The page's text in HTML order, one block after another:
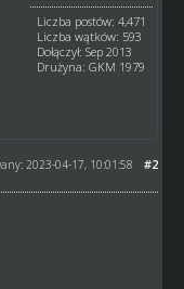
Liczba postów: 4,471
Liczba wątków: 593
Dołączył: Sep 2013
Drużyna: GKM 1979
#2
2023-04-17, 10:01:58